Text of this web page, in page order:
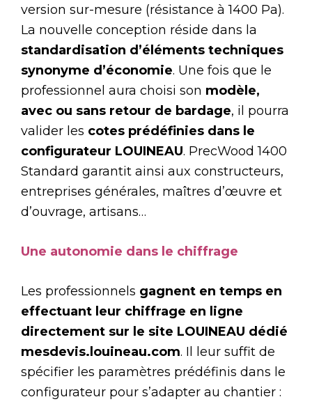
version sur-mesure (résistance à 1400 Pa).
La nouvelle conception réside dans la
standardisation d’éléments techniques
synonyme d’économie. Une fois que le
professionnel aura choisi son modèle,
avec ou sans retour de bardage, il pourra
valider les cotes prédéfinies dans le
configurateur LOUINEAU. PrecWood 1400
Standard garantit ainsi aux constructeurs,
entreprises générales, maîtres d’œuvre et
d’ouvrage, artisans…
Une autonomie dans le chiffrage
Les professionnels gagnent en temps en
effectuant leur chiffrage en ligne
directement sur le site LOUINEAU dédié
mesdevis.louineau.com. Il leur suffit de
spécifier les paramètres prédéfinis dans le
configurateur pour s’adapter au chantier :